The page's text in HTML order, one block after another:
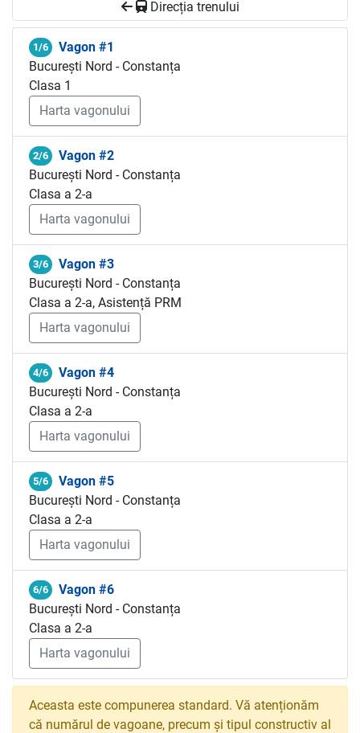
Direcția trenului
1/6
Vagon #1
București Nord - Constanța
Clasa 1
Harta vagonului
2/6
Vagon #2
București Nord - Constanța
Clasa a 2-a
Harta vagonului
3/6
Vagon #3
București Nord - Constanța
Clasa a 2-a, Asistență PRM
Harta vagonului
4/6
Vagon #4
București Nord - Constanța
Clasa a 2-a
Harta vagonului
5/6
Vagon #5
București Nord - Constanța
Clasa a 2-a
Harta vagonului
6/6
Vagon #6
București Nord - Constanța
Clasa a 2-a
Harta vagonului
Aceasta este compunerea standard. Vă atenționăm
că numărul de vagoane, precum și tipul constructiv al